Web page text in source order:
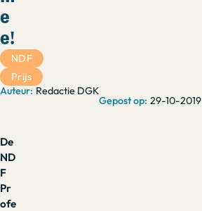
e
e!
Redactie DGK
29-10-2019
NDF
Prijs
De
ND
F
Pr
ofe